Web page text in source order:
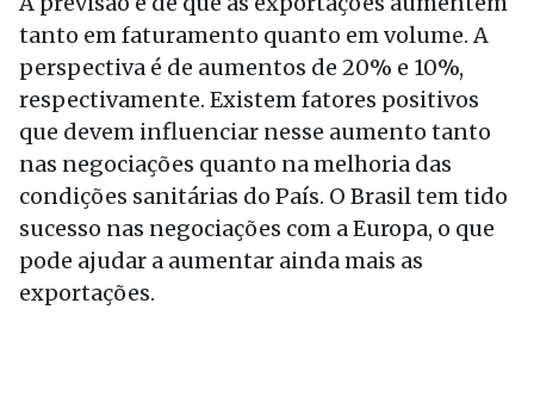
tanto em faturamento quanto em volume. A
perspectiva é de aumentos de 20% e 10%,
respectivamente. Existem fatores positivos
que devem influenciar nesse aumento tanto
nas negociações quanto na melhoria das
condições sanitárias do País. O Brasil tem tido
sucesso nas negociações com a Europa, o que
pode ajudar a aumentar ainda mais as
exportações.